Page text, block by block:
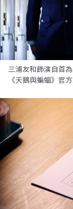
三浦友和飾演自首
《天鵝與蝙蝠》官